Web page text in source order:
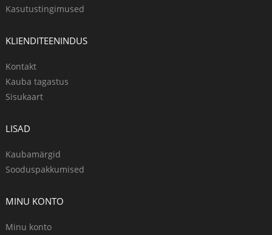
Kasutustingimused
KLIENDITEENINDUS
Kontakt
Kauba tagastus
Sisukaart
LISAD
Kaubamärgid
Sooduspakkumised
MINU KONTO
Minu konto